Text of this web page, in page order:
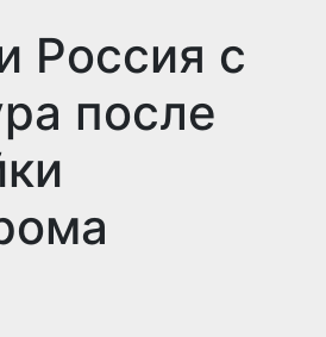
Россия с
после